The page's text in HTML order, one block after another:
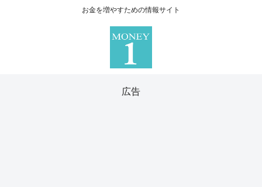
お金を増やすための情報サイト
広告